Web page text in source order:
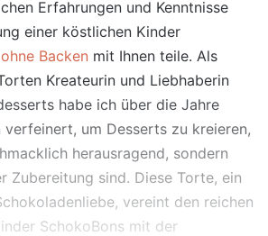
Erfahrungen und Kenntnisse
einer köstlichen Kinder
ohne Backen mit Ihnen teile. Als
Kreateurin und Liebhaberin
habe ich über die Jahre
verfeinert, um Desserts zu kreieren,
herausragend, sondern
Zubereitung sind. Diese Torte, ein
vereint den reichen
SchokoBons mit der